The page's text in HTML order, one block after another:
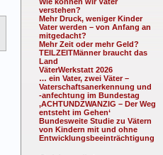
verstehen?
Mehr Druck, weniger Kinder
Vater werden – von Anfang an
mitgedacht?
Mehr Zeit oder mehr Geld?
TEILZEITMänner braucht das
Land
VäterWerkstatt 2026
… ein Vater, zwei Väter –
Vaterschaftsanerkennung und
-anfechtung im Bundestag
‚ACHTUNDZWANZIG – Der Weg
entsteht im Gehen‘
Bundesweite Studie zu Vätern
von Kindern mit und ohne
Entwicklungsbeeinträchtigung